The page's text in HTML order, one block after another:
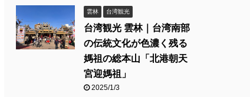
雲林 台湾観光
台湾観光 雲林｜台湾南部
の伝統文化が色濃く残る
媽祖の総本山「北港朝天
宮迎媽祖」
2025/1/3